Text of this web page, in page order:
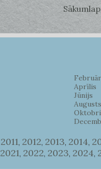
Aprīlis
Jūnijs
Augusts
2011, 2012, 2013, 2014,
2021, 2022, 2023, 2024,